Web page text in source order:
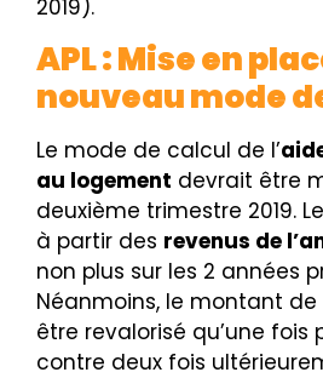
2019).
APL : Mise en
nouveau mode
Le mode de calcul de l’
au logement devrait être
deuxième trimestre 2019.
à partir des revenus de
non plus sur les 2 années
Néanmoins, le montant de
être revalorisé qu’une fois
contre deux fois